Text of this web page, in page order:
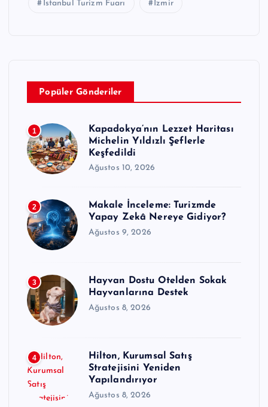
İstanbul Turizm Fuarı İzmir
Popüler Gönderiler
1
Kapadokya’nın Lezzet Haritası
Michelin Yıldızlı Şeflerle
Keşfedildi
Ağustos 10, 2026
2
Makale İnceleme: Turizmde
Yapay Zekâ Nereye Gidiyor?
Ağustos 9, 2026
3
Hayvan Dostu Otelden Sokak
Hayvanlarına Destek
Ağustos 8, 2026
4
Hilton, Kurumsal Satış
Stratejisini Yeniden
Yapılandırıyor
Ağustos 8, 2026